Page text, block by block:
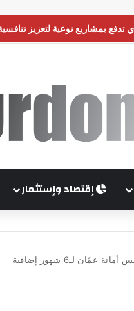
المدارس متوفرة وبأسعار مستقرة
إقتصاد وإستثمار
لـ6 شهور إضافية